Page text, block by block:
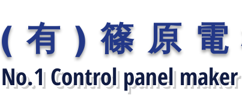
(有)篠原電
No.1 Control panel maker